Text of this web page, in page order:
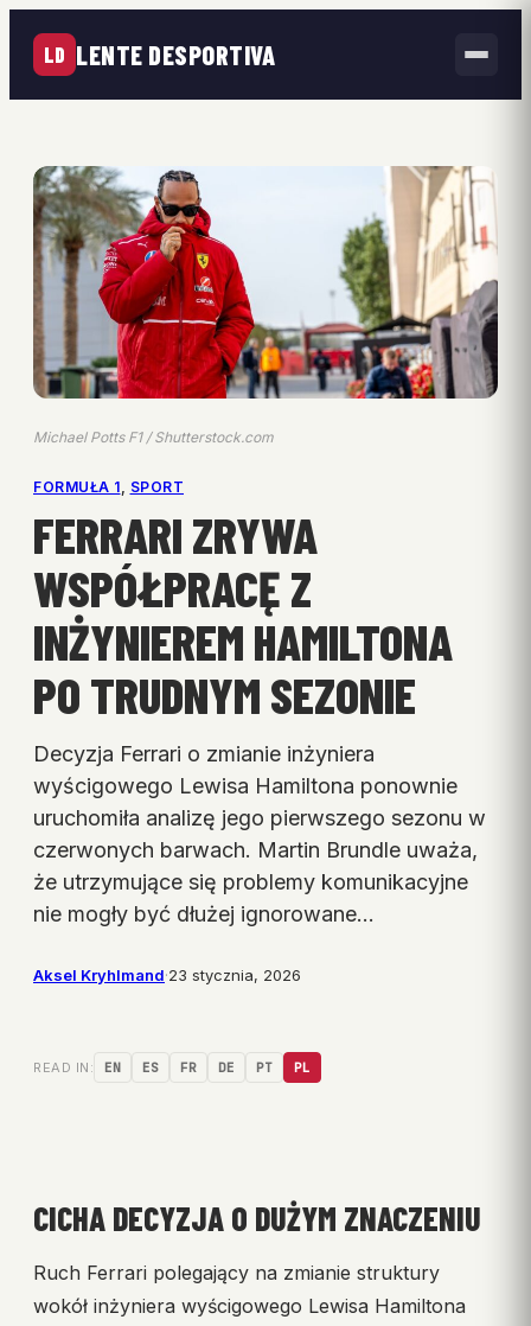
LD LENTE DESPORTIVA
Michael Potts F1 / Shutterstock.com
FORMUŁA 1, SPORT
FERRARI ZRYWA
WSPÓŁPRACĘ Z
INŻYNIEREM HAMILTONA
PO TRUDNYM SEZONIE
Decyzja Ferrari o zmianie inżyniera
wyścigowego Lewisa Hamiltona ponownie
uruchomiła analizę jego pierwszego sezonu w
czerwonych barwach. Martin Brundle uważa,
że utrzymujące się problemy komunikacyjne
nie mogły być dłużej ignorowane…
Aksel Kryhlmand·23 stycznia, 2026
READ IN: EN ES FR DE PT PL
CICHA DECYZJA O DUŻYM ZNACZENIU
Ruch Ferrari polegający na zmianie struktury
wokół inżyniera wyścigowego Lewisa Hamiltona